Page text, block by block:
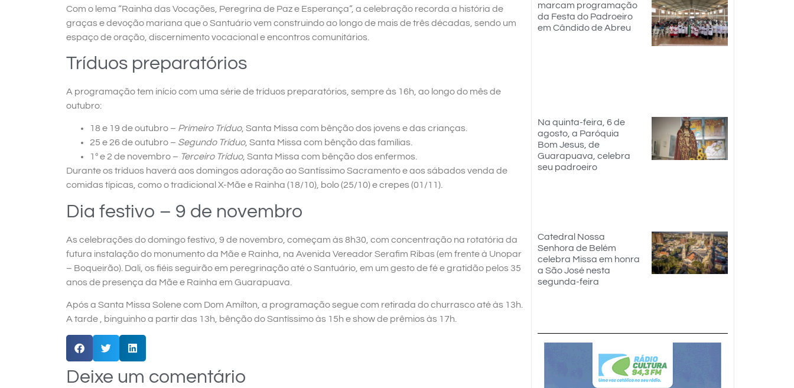
Com o lema “Rainha das Vocações, Peregrina de Paz e Esperança”, a celebração recorda a história de
graças e devoção mariana que o Santuário vem construindo ao longo de mais de três décadas, sendo um
espaço de oração, discernimento vocacional e encontros comunitários.
Tríduos preparatórios
A programação tem início com uma série de tríduos preparatórios, sempre às 16h, ao longo do mês de
outubro:
18 e 19 de outubro – Primeiro Tríduo, Santa Missa com bênção dos jovens e das crianças.
25 e 26 de outubro – Segundo Tríduo, Santa Missa com bênção das famílias.
1º e 2 de novembro – Terceiro Tríduo, Santa Missa com bênção dos enfermos.
Durante os tríduos haverá aos domingos adoração ao Santíssimo Sacramento e aos sábados venda de
comidas típicas, como o tradicional X-Mãe e Rainha (18/10), bolo (25/10) e crepes (01/11).
Dia festivo – 9 de novembro
As celebrações do domingo festivo, 9 de novembro, começam às 8h30, com concentração na rotatória da
futura instalação do monumento da Mãe e Rainha, na Avenida Vereador Serafim Ribas (em frente à Unopar
– Boqueirão). Dali, os fiéis seguirão em peregrinação até o Santuário, em um gesto de fé e gratidão pelos 35
anos de presença da Mãe e Rainha em Guarapuava.
Após a Santa Missa Solene com Dom Amilton, a programação segue com retirada do churrasco até às 13h.
A tarde , binguinho a partir das 13h, bênção do Santíssimo às 15h e show de prêmios às 17h.
Deixe um comentário
marcam programação
da Festa do Padroeiro
em Cândido de Abreu
Na quinta-feira, 6 de
agosto, a Paróquia
Bom Jesus, de
Guarapuava, celebra
seu padroeiro
Catedral Nossa
Senhora de Belém
celebra Missa em honra
a São José nesta
segunda-feira